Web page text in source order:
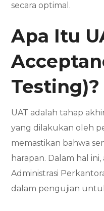
secara optimal.
Apa Itu
Testing)?
UAT adalah tahap
yang dilakukan oleh
memastikan bahwa
harapan. Dalam hal
Administrasi
dalam pengujian